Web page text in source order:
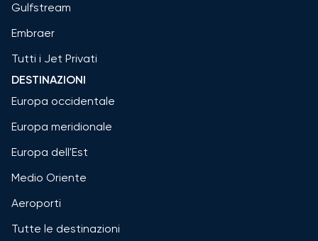
Gulfstream
Embraer
Tutti i Jet Privati
DESTINAZIONI
Europa occidentale
Europa meridionale
Europa dell'Est
Medio Oriente
Aeroporti
Tutte le destinazioni